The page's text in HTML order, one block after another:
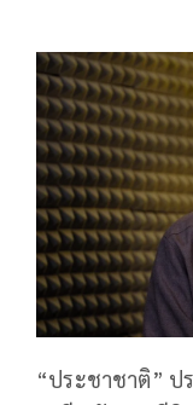
“ประชาชาติ”